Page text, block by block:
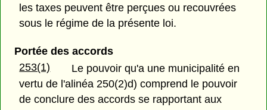
les taxes peuvent être perçues ou recouvrées
sous le régime de la présente loi.
Portée des accords
253(1)
Le pouvoir qu'a une municipalité en
vertu de l'alinéa 250(2)d) comprend le pouvoir
de conclure des accords se rapportant aux